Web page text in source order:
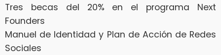
Tres becas del 20% en el programa Next
Founders
Manuel de Identidad y Plan de Acción de Redes
Sociales